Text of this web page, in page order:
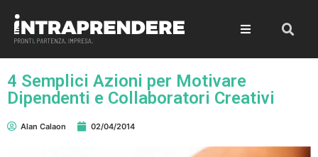
4 Semplici Azioni per Motivare
Dipendenti e Collaboratori Creativi
Alan Calaon 02/04/2014